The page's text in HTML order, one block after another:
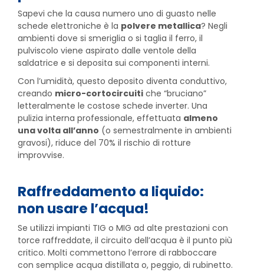
Sapevi che la causa numero uno di guasto nelle
schede elettroniche è la polvere metallica? Negli
ambienti dove si smeriglia o si taglia il ferro, il
pulviscolo viene aspirato dalle ventole della
saldatrice e si deposita sui componenti interni.
Con l’umidità, questo deposito diventa conduttivo,
creando micro-cortocircuiti che “bruciano”
letteralmente le costose schede inverter. Una
pulizia interna professionale, effettuata almeno
una volta all’anno (o semestralmente in ambienti
gravosi), riduce del 70% il rischio di rotture
improvvise.
Raffreddamento a liquido:
non usare l’acqua!
Se utilizzi impianti TIG o MIG ad alte prestazioni con
torce raffreddate, il circuito dell’acqua è il punto più
critico. Molti commettono l’errore di rabboccare
con semplice acqua distillata o, peggio, di rubinetto.